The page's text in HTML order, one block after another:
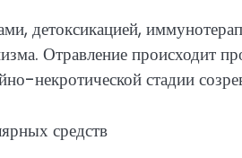
детоксикацией,
Отравление происходит
некротической стадии